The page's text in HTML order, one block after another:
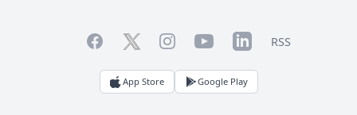
FacebookTwitterInstagramYouTubeLinkedInRSS
App Store Google Play